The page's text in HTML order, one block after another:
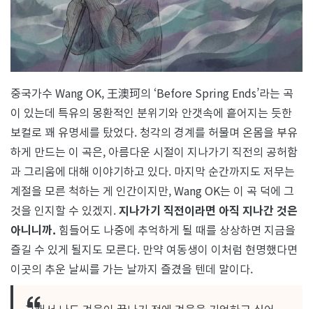
중국가수 Wang OK, 王澳珂의 ‘Before Spring Ends’라는 곡
이 있는데 특유의 몽환적인 분위기와 안갯속에 흩어지는 듯한
보컬로 꽤 유명세를 탔었다. 청각의 경계를 허물며 온몸을 부유
하게 만드는 이 곡은, 아름다운 시절이 지나가기 직전의 공허함
과 그리움에 대해 이야기하고 있다. 마지막 순간까지도 저무는
계절을 모른 척하는 게 인간이지만, Wang OK는 이 곡 덕에 그
것을 인지할 수 있겠지.지나가기 직전이라면 아직 지나간 것은
아니니까. 힘들어도 나중에 추억하게 될 때를 상상하면 지금을
즐길 수 있게 될지도 모른다. 만약 여동생이 이처럼 현명했다면
이곳의 추운 날씨를 가는 날까지 즐겼을 텐데 말이다.